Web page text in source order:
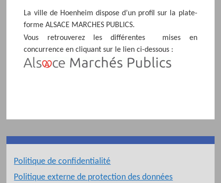
La ville de Hoenheim dispose d’un profil sur la plate-
forme ALSACE MARCHES PUBLICS.
Vous retrouverez les différentes mises en
concurrence en cliquant sur le lien ci-dessous :
Politique de confidentialité
Politique externe de protection des données